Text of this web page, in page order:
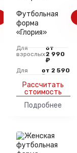
Футбольная
форма
«Глория»
Для
взрослых
от
2 990
₽
Для
от 2 590
₽
Рассчитать
стоимость
Подробнее